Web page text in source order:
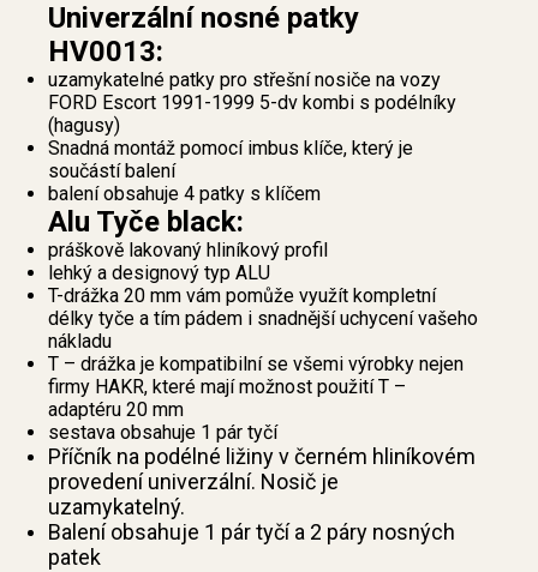
Univerzální nosné patky
HV0013:
uzamykatelné patky pro střešní nosiče na vozy
FORD Escort 1991-1999 5-dv kombi s podélníky
(hagusy)
Snadná montáž pomocí imbus klíče, který je
součástí balení
balení obsahuje 4 patky s klíčem
Alu Tyče black:
práškově lakovaný hliníkový profil
lehký a designový typ ALU
T-drážka 20 mm vám pomůže využít kompletní
délky tyče a tím pádem i snadnější uchycení vašeho
nákladu
T – drážka je kompatibilní se všemi výrobky nejen
firmy HAKR, které mají možnost použití T –
adaptéru 20 mm
sestava obsahuje 1 pár tyčí
Příčník na podélné ližiny v černém hliníkovém
provedení univerzální. Nosič je
uzamykatelný.
Balení obsahuje 1 pár tyčí a 2 páry nosných
patek